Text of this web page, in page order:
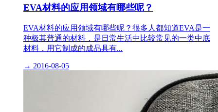
EVA材料的应用领域有哪些呢？
EVA材料的应用领域有哪些呢？很多人都知道EVA是一
种极其普通的材料，是日常生活中比较常见的一类中底
材料，用它制成的成品具有...
→ 2016-08-05